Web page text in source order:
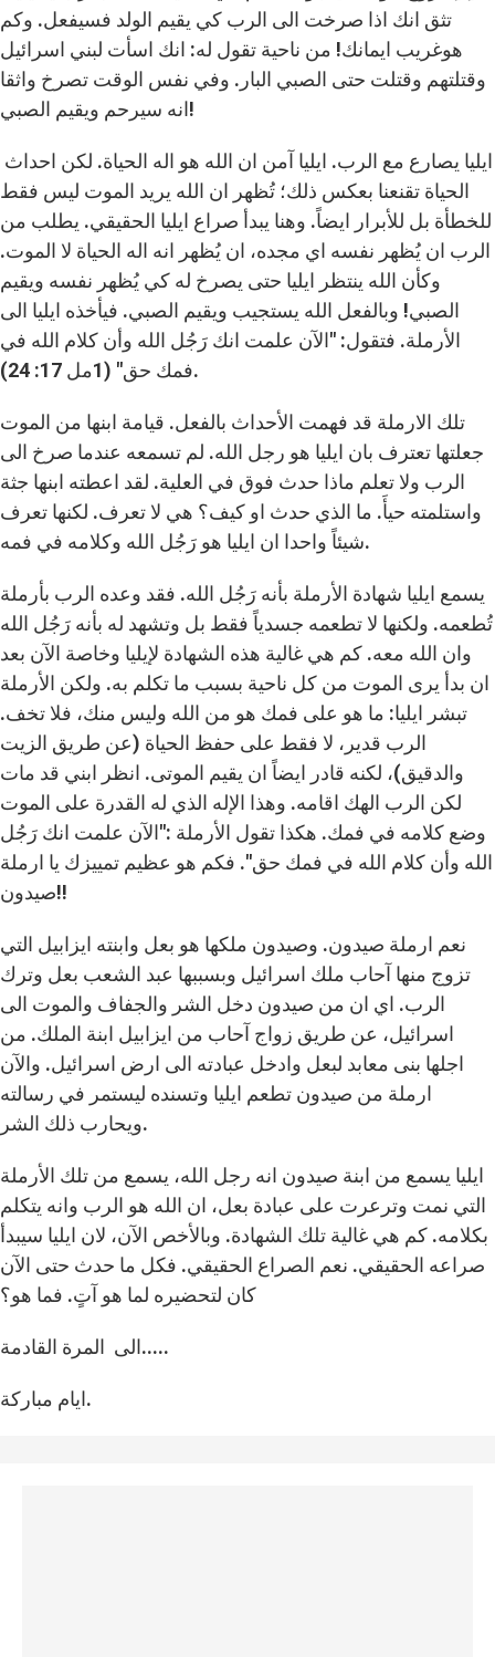
تثق انك اذا صرخت الى الرب كي يقيم الولد فسيفعل. وكم
هوغريب ايمانك! من ناحية تقول له: انك اسأت لبني اسرائيل
وقتلتهم وقتلت حتى الصبي البار. وفي نفس الوقت تصرخ واثقا
انه سيرحم ويقيم الصبي!
الحياة تقنعنا بعكس ذلك؛ تُظهر ان الله يريد الموت ليس فقط
للخطأة بل للأبرار ايضاً. وهنا يبدأ صراع ايليا الحقيقي. يطلب من
الرب ان يُظهر نفسه اي مجده، ان يُظهر انه اله الحياة لا الموت.
وكأن الله ينتظر ايليا حتى يصرخ له كي يُظهر نفسه ويقيم
الصبي! وبالفعل الله يستجيب ويقيم الصبي. فيأخذه ايليا الى
الأرملة. فتقول: "الآن علمت انك رَجُل الله وأن كلام الله في
فمك حق" (1مل 17: 24).
تلك الارملة قد فهمت الأحداث بالفعل. قيامة ابنها من الموت
جعلتها تعترف بان ايليا هو رجل الله. لم تسمعه عندما صرخ الى
الرب ولا تعلم ماذا حدث فوق في العلية. لقد اعطته ابنها جثة
واستلمته حيأَ. ما الذي حدث او كيف؟ هي لا تعرف. لكنها تعرف
شيئاً واحدا ان ايليا هو رَجُل الله وكلامه في فمه.
يسمع ايليا شهادة الأرملة بأنه رَجُل الله. فقد وعده الرب بأرملة
تُطعمه. ولكنها لا تطعمه جسدياً فقط بل وتشهد له بأنه رَجُل الله
وان الله معه. كم هي غالية هذه الشهادة لإيليا وخاصة الآن بعد
ان بدأ يرى الموت من كل ناحية بسبب ما تكلم به. ولكن الأرملة
تبشر ايليا: ما هو على فمك هو من الله وليس منك، فلا تخف.
الرب قدير، لا فقط على حفظ الحياة (عن طريق الزيت
والدقيق)، لكنه قادر ايضاً ان يقيم الموتى. انظر ابني قد مات
لكن الرب الهك اقامه. وهذا الإله الذي له القدرة على الموت
وضع كلامه في فمك. هكذا تقول الأرملة :"الآن علمت انك رَجُل
الله وأن كلام الله في فمك حق". فكم هو عظيم تمييزك يا ارملة
صيدون!!
نعم ارملة صيدون. وصيدون ملكها هو بعل وابنته ايزابيل التي
تزوج منها آحاب ملك اسرائيل وبسببها عبد الشعب بعل وترك
الرب. اي ان من صيدون دخل الشر والجفاف والموت الى
اسرائيل، عن طريق زواج آحاب من ايزابيل ابنة الملك. من
اجلها بنى معابد لبعل وادخل عبادته الى ارض اسرائيل. والآن
ارملة من صيدون تطعم ايليا وتسنده ليستمر في رسالته
ويحارب ذلك الشر.
ايليا يسمع من ابنة صيدون انه رجل الله، يسمع من تلك الأرملة
التي نمت وترعرت على عبادة بعل، ان الله هو الرب وانه يتكلم
بكلامه. كم هي غالية تلك الشهادة. وبالأخص الآن، لان ايليا سيبدأ
صراعه الحقيقي. نعم الصراع الحقيقي. فكل ما حدث حتى الآن
كان لتحضيره لما هو آتٍ. فما هو؟
الى المرة القادمة.....
ايام مباركة.